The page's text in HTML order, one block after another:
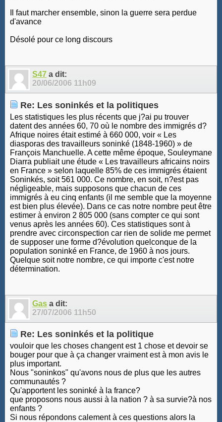
Il faut marcher ensemble, sinon la guerre sera perdue
d'avance
Désolé pour ce long discours
S47 a dit:
20/06/2006 11h09
Re: Les soninkés et la politiques
Les statistiques les plus récents que j?ai pu trouver
datent des années 60, 70 où le nombre des immigrés d?
Afrique noires était estimé à 660 000, voir « Les
diasporas des travailleurs soninké (1848-1960) » de
François Manchuelle. A cette même époque, Souleymane
Diarra publiait une étude « Les travailleurs africains noirs
en France » selon laquelle 85% de ces immigrés étaient
Soninkés, soit 561 000. Ce nombre, en soit, n?est pas
négligeable, mais supposons que chacun de ces
immigrés à eu cinq enfants (il me semble que la moyenne
est bien plus élevée). Dans ce cas notre nombre peut être
estimer à environ 2 805 000 (sans compter ce qui sont
venus après les années 60). Ces statistiques sont à
prendre avec circonspection car rien de solide me permet
de supposer une forme d?évolution quelconque de la
population soninké en France, de 1960 à nos jours.
Quelque soit notre nombre, ce qui importe c'est notre
détermination.
Gas a dit:
27/07/2006 11h50
Re: Les soninkés et la politique
vouloir que les choses changent est 1 chose et devoir se
bouger pour que à ça changer vraiment est à mon avis le
plus important.
Nous "soninkos" qu'avons nous de plus que les autres
communautés ?
Qu'apportent les soninké à la france?
que proposons nous aussi à la nation ? à sa survie?à nos
enfants ?
Si nous répondons calement à ces questions alors la